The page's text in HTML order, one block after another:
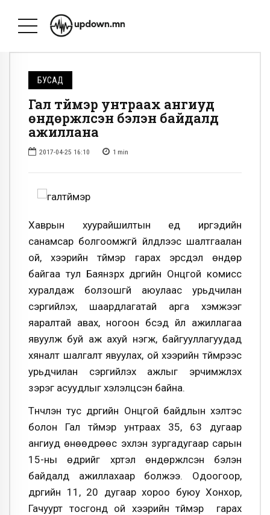
БУСАД
Гал түймэр унтраах ангиуд
өндөржүүлсэн бэлэн байдалд
ажиллана
2017-04-25 16:10 1 min
Хаврын хуурайшилтын үед иргэдийн
санамсар болгоомжгүй үйлдлээс шалтгаалан
ой, хээрийн түймэр гарах эрсдэл өндөр
байгаа тул Баянзүрх дүүргийн Онцгой комисс
хуралдаж болзошгүй аюулаас урьдчилан
сэргийлэх, шаардлагатай арга хэмжээг
яаралтай авах, ногоон бүсэд үйл ажиллагаа
явуулж буй аж ахуй нэгж, байгууллагуудад
хяналт шалгалт явуулах, ой хээрийн түймрээс
урьдчилан сэргийлэх ажлыг эрчимжүүлэх
зэрэг асуудлыг хэлэлцсэн байна.
Түүнчлэн тус дүүргийн Онцгой байдлын хэлтэс
болон Гал түймэр унтраах 35, 63 дугаар
ангиуд өнөөдрөөс эхлэн зургадугаар сарын
15-ны өдрийг хүртэл өндөржүүлсэн бэлэн
байдалд ажиллахаар болжээ. Одоогоор,
дүүргийн 11, 20 дугаар хороо буюу Хонхор,
Гачуурт тосгонд ой хээрийн түймэр гарах